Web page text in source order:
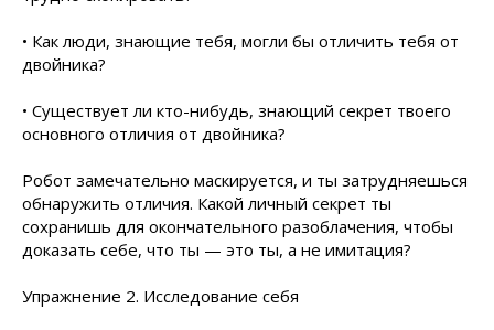
• Как люди, знающие тебя, могли бы отличить тебя от
двойника?
• Существует ли кто-нибудь, знающий секрет твоего
основного отличия от двойника?
Робот замечательно маскируется, и ты затрудняешься
обнаружить отличия. Какой личный секрет ты
сохранишь для окончательного разоблачения, чтобы
доказать себе, что ты — это ты, а не имитация?
Упражнение 2. Исследование себя